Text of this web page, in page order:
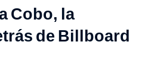
Cobo, la
de Billboard